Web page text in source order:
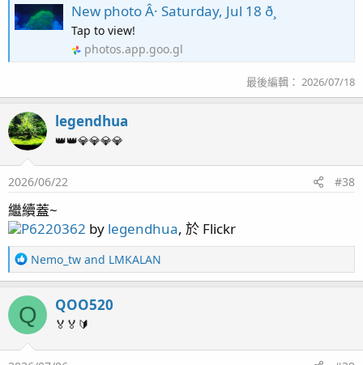
New photo Â· Saturday, Jul 18 ð¸
Tap to view!
photos.app.goo.gl
最後編輯： 2026/07/18
legendhua
👑👑💎💎💎💎
2026/06/22 #38
繼續蓋~
P6220362 by legendhua, 於 Flickr
R
e
c
t
i
o
Nemo_tw and LMKALAN
Q QOO520
🏅🏅🔰